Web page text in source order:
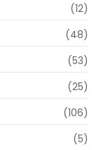
(12)
(48)
(53)
(25)
(106)
(5)